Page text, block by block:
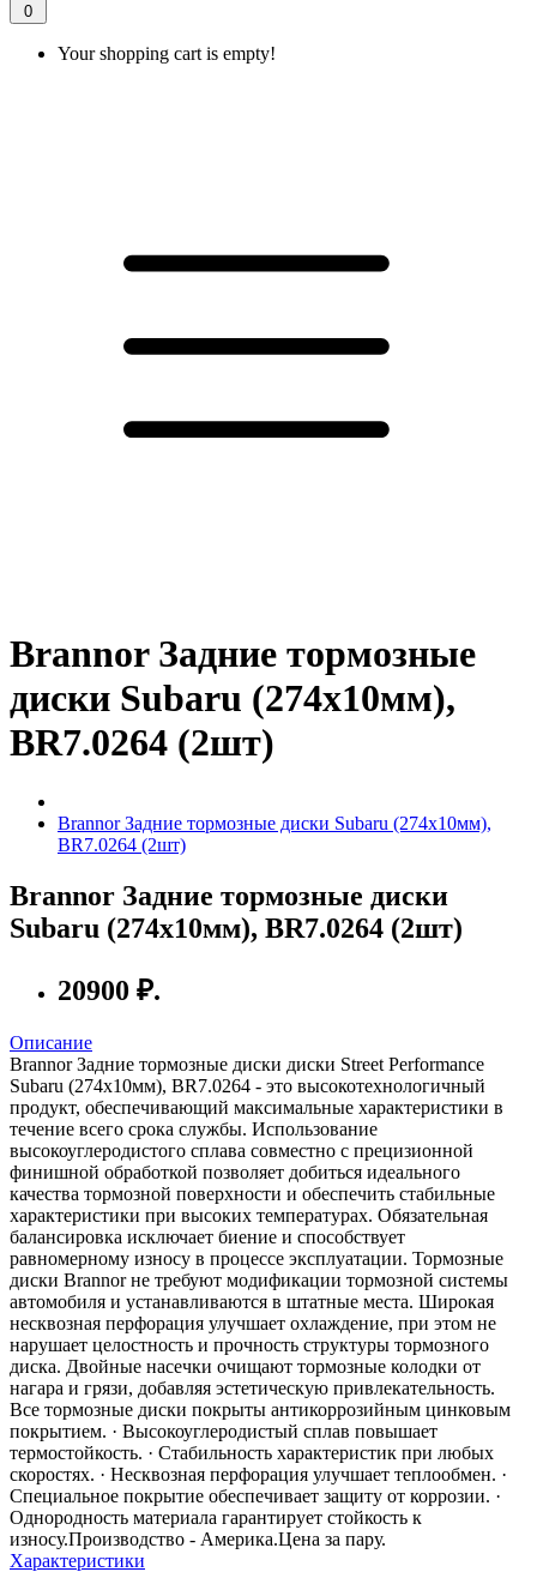
0
Your shopping cart is empty!
Brannor Задние тормозные
диски Subaru (274x10мм),
BR7.0264 (2шт)
Brannor Задние тормозные диски Subaru (274x10мм),
BR7.0264 (2шт)
Brannor Задние тормозные диски
Subaru (274x10мм), BR7.0264 (2шт)
20900 ₽.
Описание
Brannor Задние тормозные диски диски Street Performance
Subaru (274x10мм), BR7.0264 - это высокотехнологичный
продукт, обеспечивающий максимальные характеристики в
течение всего срока службы. Использование
высокоуглеродистого сплава совместно с прецизионной
финишной обработкой позволяет добиться идеального
качества тормозной поверхности и обеспечить стабильные
характеристики при высоких температурах. Обязательная
балансировка исключает биение и способствует
равномерному износу в процессе эксплуатации. Тормозные
диски Brannor не требуют модификации тормозной системы
автомобиля и устанавливаются в штатные места. Широкая
несквозная перфорация улучшает охлаждение, при этом не
нарушает целостность и прочность структуры тормозного
диска. Двойные насечки очищают тормозные колодки от
нагара и грязи, добавляя эстетическую привлекательность.
Все тормозные диски покрыты антикоррозийным цинковым
покрытием. · Высокоуглеродистый сплав повышает
термостойкость. · Стабильность характеристик при любых
скоростях. · Несквозная перфорация улучшает теплообмен. ·
Специальное покрытие обеспечивает защиту от коррозии. ·
Однородность материала гарантирует стойкость к
износу.Производство - Америка.Цена за пару.
Характеристики